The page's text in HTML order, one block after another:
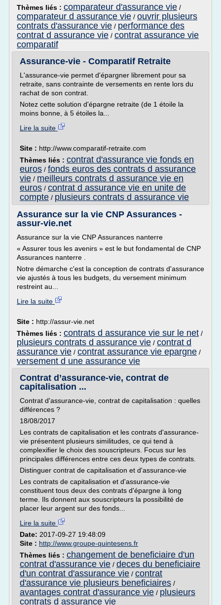
Thèmes liés : comparateur d'assurance vie /
comparateur d assurance vie / ouvrir plusieurs
contrats d'assurance vie / performance des
contrat d assurance vie / contrat assurance vie
comparatif
Assurance-vie - Comparatif Retraite
L'assurance-vie permet d'épargner librement pour sa
retraite, sans contrainte de versements en rente lors du
rachat de son contrat.
Notez cette solution d'épargne retraite (de 1 étoile la
moins bonne, à 5 étoiles la...
Lire la suite
Site : http://www.comparatif-retraite.com
Thèmes liés : contrat d'assurance vie fonds en
euros / fonds euros des contrats d assurance
vie / meilleurs contrats d assurance vie en
euros / contrat d assurance vie en unite de
compte / plusieurs contrats d assurance vie
Assurance sur la vie CNP Assurances -
assur-vie.net
Assurance sur la vie CNP Assurances nanterre
« Assurer tous les avenirs » est le but fondamental de CNP
Assurances nanterre .
Notre démarche c'est la conception de contrats d'assurance
vie ajustés à tous les budgets, du versement minimum
restreint au...
Lire la suite
Site : http://assur-vie.net
Thèmes liés : contrats d assurance vie sur le net /
plusieurs contrats d assurance vie / contrat d
assurance vie / contrat assurance vie epargne /
versement d une assurance vie
Contrat d’assurance-vie, contrat de
capitalisation ...
Contrat d'assurance-vie, contrat de capitalisation : quelles
différences ?
18/08/2017
Les contrats de capitalisation et les contrats d'assurance-
vie présentent plusieurs similitudes, ce qui tend à
complexifier le choix des souscripteurs. Focus sur les
principales différences entre ces deux types de contrats.
Distinguer contrat de capitalisation et d'assurance-vie
Les contrats de capitalisation et d'assurance-vie
constituent tous deux des contrats d'épargne à long
terme. Ils donnent aux souscripteurs la possibilité de
placer leur argent sur des fonds...
Lire la suite
Date: 2017-09-27 19:48:09
Site : http://www.groupe-quintesens.fr
Thèmes liés : changement de beneficiaire d'un
contrat d'assurance vie / deces du beneficiaire
d'un contrat d'assurance vie / contrat
d'assurance vie plusieurs beneficiaires /
avantages contrat d'assurance vie / plusieurs
contrats d assurance vie